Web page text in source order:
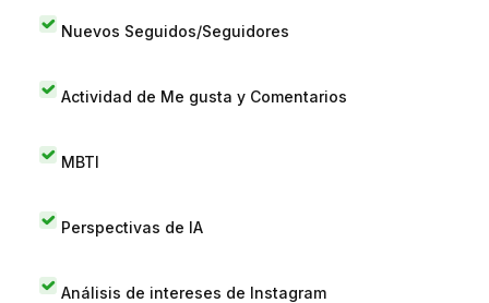
Nuevos Seguidos/Seguidores
Actividad de Me gusta y Comentarios
MBTI
Perspectivas de IA
Análisis de intereses de Instagram